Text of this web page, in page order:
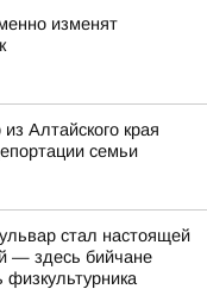
изменят
Алтайского края
семьи
стал настоящей
— здесь бийчане